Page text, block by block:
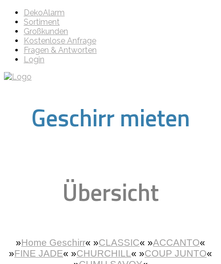
DekoAlarm
Sortiment
Großkunden
Kostenlose Anfrage
Fragen & Antworten
Login
Geschirr mieten
Übersicht
»Home Geschirr« »CLASSIC« »ACCANTO«
»FINE JADE« »CHURCHILL« »COUP JUNTO«